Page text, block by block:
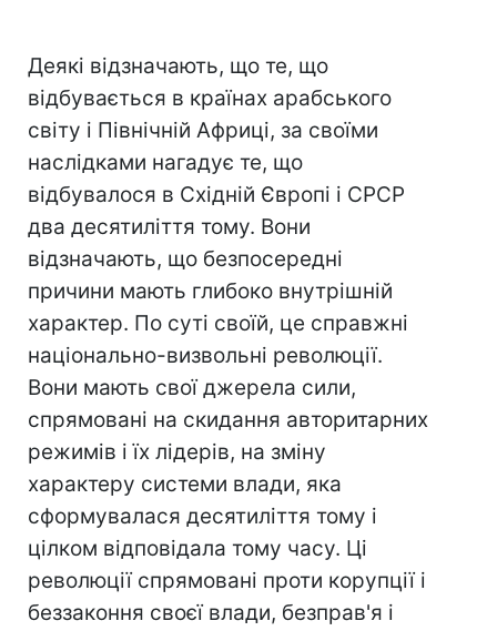
Деякі відзначають, що те, що
відбувається в країнах арабського
світу і Північній Африці, за своїми
наслідками нагадує те, що
відбувалося в Східній Європі і СРСР
два десятиліття тому. Вони
відзначають, що безпосередні
причини мають глибоко внутрішній
характер. По суті своїй, це справжні
національно-визвольні революції.
Вони мають свої джерела сили,
спрямовані на скидання авторитарних
режимів і їх лідерів, на зміну
характеру системи влади, яка
сформувалася десятиліття тому і
цілком відповідала тому часу. Ці
революції спрямовані проти корупції і
беззаконня своєї влади, безправ'я і